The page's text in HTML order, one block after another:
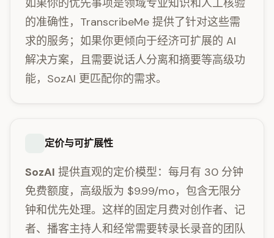
如果你的优先事项是领域专业知识和人工核验
的准确性，TranscribeMe 提供了针对这些需
求的服务；如果你更倾向于经济可扩展的 AI
解决方案，且需要说话人分离和摘要等高级功
能，SozAI 更匹配你的需求。
定价与可扩展性
SozAI 提供直观的定价模型：每月有 30 分钟
免费额度，高级版为 $9.99/mo，包含无限分
钟和优先处理。这样的固定月费对创作者、记
者、播客主持人和经常需要转录长录音的团队